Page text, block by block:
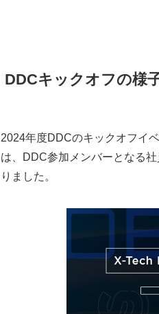
DDCキックオフの様
2024年度DDCのキックオフイ
は、DDC参加メンバーとなる
りました。